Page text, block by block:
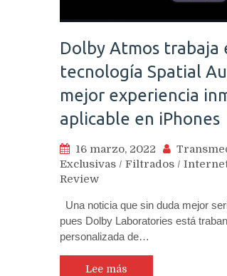
Dolby Atmos trabaja
tecnología Spatial
mejor experiencia
aplicable en iPhones
16 marzo, 2022
Exclusivas / Filtrados /
Review
Una noticia que sin duda mejor
pues Dolby Laboratories está
personalizada de…
Lee más